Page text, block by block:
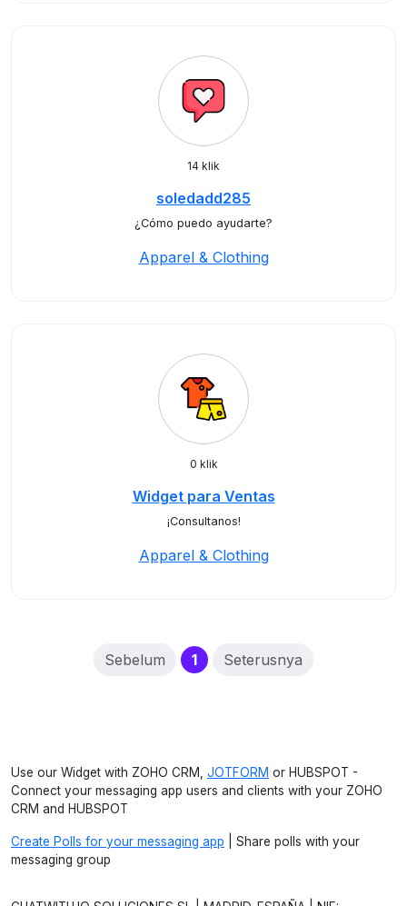
14 klik
soledadd285
¿Cómo puedo ayudarte?
Apparel & Clothing
0 klik
Widget para Ventas
¡Consultanos!
Apparel & Clothing
Sebelum 1(current)
Seterusnya
Use our Widget with ZOHO CRM, JOTFORM or HUBSPOT -
Connect your messaging app users and clients with your ZOHO
CRM and HUBSPOT
Create Polls for your messaging app | Share polls with your
messaging group